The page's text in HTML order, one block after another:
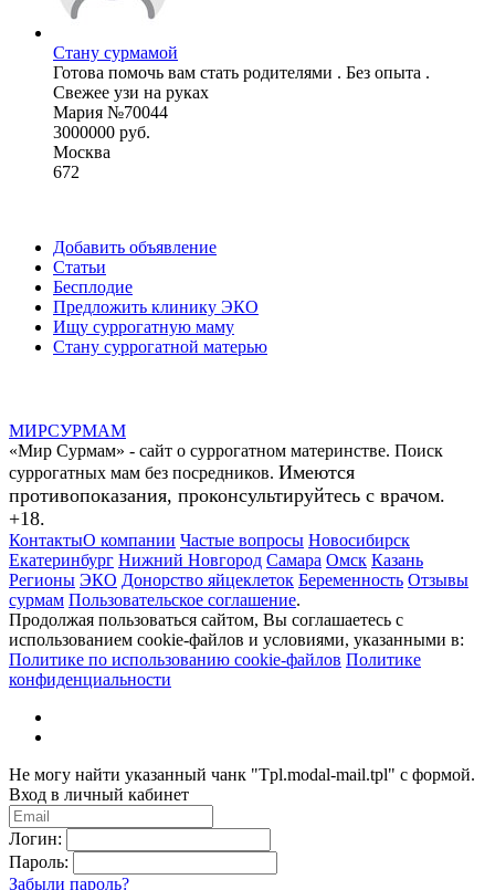
Стану сурмамой
Готова помочь вам стать родителями . Без опыта .
Свежее узи на руках
Мария №70044
3000000 руб.
Москва
672
Добавить объявление
Статьи
Бесплодие
Предложить клинику ЭКО
Ищу суррогатную маму
Стану суррогатной матерью
МИРСУРМАМ
«Мир Сурмам» - сайт о суррогатном материнстве. Поиск
суррогатных мам без посредников. Имеются
противопоказания, проконсультируйтесь с врачом.
+18.
КонтактыО компании Частые вопросы Новосибирск
Екатеринбург Нижний Новгород Самара Омск Казань
Регионы ЭКО Донорство яйцеклеток Беременность Отзывы
сурмам Пользовательское соглашение.
Продолжая пользоваться сайтом, Вы соглашаетесь с
использованием cookie-файлов и условиями, указанными в:
Политике по использованию cookie-файлов Политике
конфиденциальности
Не могу найти указанный чанк "Tpl.modal-mail.tpl" с формой.
Вход в личный кабинет
Логин:
Пароль:
Забыли пароль?